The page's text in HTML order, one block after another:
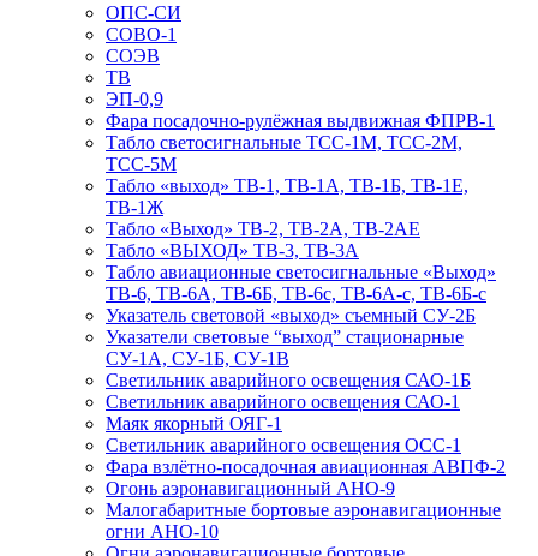
ОПС-СИ
СОВО-1
СОЭВ
ТВ
ЭП-0,9
Фара посадочно-рулёжная выдвижная ФПРВ-1
Табло светосигнальные ТСС-1М, ТСС-2М,
ТСС-5М
Табло «выход» ТВ-1, ТВ-1А, ТВ-1Б, ТВ-1Е,
ТВ-1Ж
Табло «Выход» ТВ-2, ТВ-2А, ТВ-2АЕ
Табло «ВЫХОД» ТВ-3, ТВ-3А
Табло авиационные светосигнальные «Выход»
ТВ-6, ТВ-6А, ТВ-6Б, ТВ-6с, ТВ-6А-с, ТВ-6Б-с
Указатель световой «выход» съемный СУ-2Б
Указатели световые “выход” стационарные
СУ-1А, СУ-1Б, СУ-1В
Светильник аварийного освещения САО-1Б
Светильник аварийного освещения САО-1
Маяк якорный ОЯГ-1
Светильник аварийного освещения ОСС-1
Фара взлётно-посадочная авиационная АВПФ-2
Огонь аэронавигационный АНО-9
Малогабаритные бортовые аэронавигационные
огни АНО-10